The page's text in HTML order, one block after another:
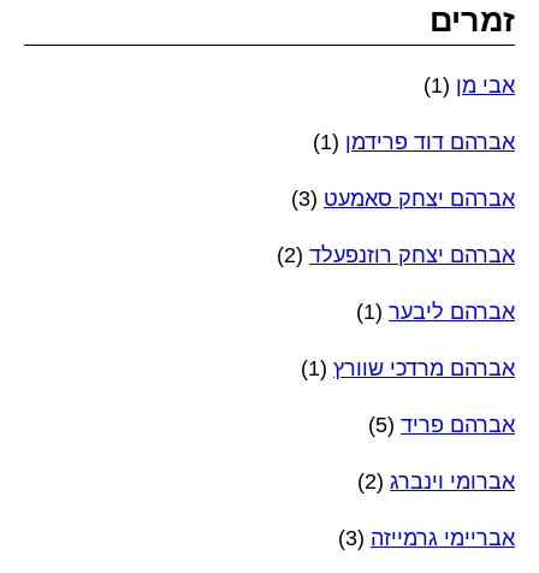
זמרים
אבי מן (1)
אברהם דוד פרידמן (1)
אברהם יצחק סאמעט (3)
אברהם יצחק רוזנפעלד (2)
אברהם ליבער (1)
אברהם מרדכי שוורץ (1)
אברהם פריד (5)
אברומי וינברג (2)
אבריימי גרמייזה (3)